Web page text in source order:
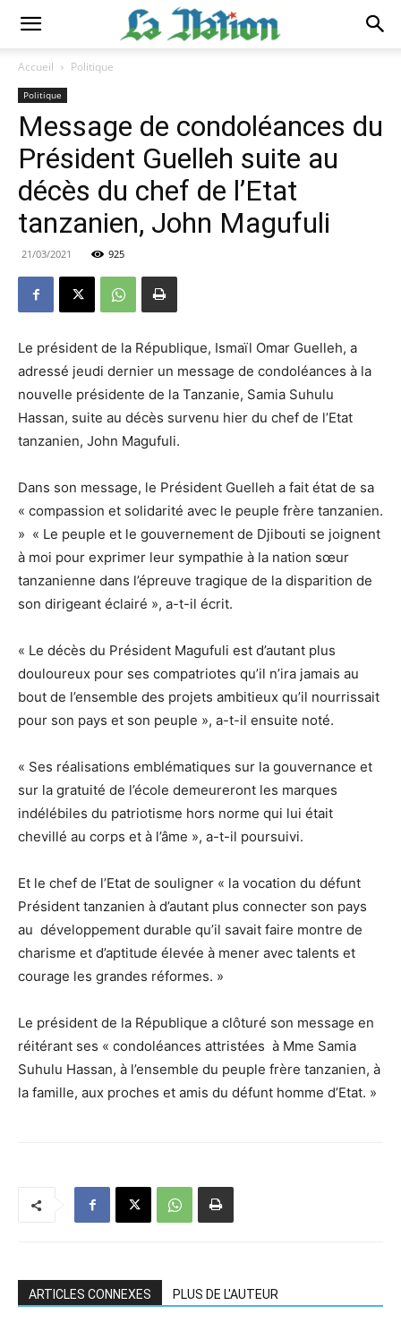
Accueil Politique
Politique
Message de condoléances du
Président Guelleh suite au
décès du chef de l’Etat
tanzanien, John Magufuli
21/03/2021 925
Le président de la République, Ismaïl Omar Guelleh, a
adressé jeudi dernier un message de condoléances à la
nouvelle présidente de la Tanzanie, Samia Suhulu
Hassan, suite au décès survenu hier du chef de l’Etat
tanzanien, John Magufuli.
Dans son message, le Président Guelleh a fait état de sa
« compassion et solidarité avec le peuple frère tanzanien.
» « Le peuple et le gouvernement de Djibouti se joignent
à moi pour exprimer leur sympathie à la nation sœur
tanzanienne dans l’épreuve tragique de la disparition de
son dirigeant éclairé », a-t-il écrit.
« Le décès du Président Magufuli est d’autant plus
douloureux pour ses compatriotes qu’il n’ira jamais au
bout de l’ensemble des projets ambitieux qu’il nourrissait
pour son pays et son peuple », a-t-il ensuite noté.
« Ses réalisations emblématiques sur la gouvernance et
sur la gratuité de l’école demeureront les marques
indélébiles du patriotisme hors norme qui lui était
chevillé au corps et à l’âme », a-t-il poursuivi.
Et le chef de l’Etat de souligner « la vocation du défunt
Président tanzanien à d’autant plus connecter son pays
au développement durable qu’il savait faire montre de
charisme et d’aptitude élevée à mener avec talents et
courage les grandes réformes. »
Le président de la République a clôturé son message en
réitérant ses « condoléances attristées à Mme Samia
Suhulu Hassan, à l’ensemble du peuple frère tanzanien, à
la famille, aux proches et amis du défunt homme d’Etat. »
ARTICLES CONNEXES PLUS DE L'AUTEUR